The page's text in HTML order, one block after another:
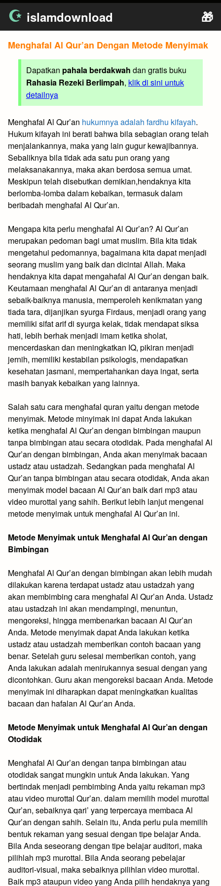
Skip
content
islamdownload 🎁
Menghafal Al Qur’an Dengan Metode Menyimak
Dapatkan pahala berdakwah dan gratis buku
Rahasia Rezeki Berlimpah, klik di sini untuk
detailnya
Menghafal Al Qur’an hukumnya adalah fardhu kifayah.
Hukum kifayah ini berati bahwa bila sebagian orang telah
menjalankannya, maka yang lain gugur kewajibannya.
Sebaliknya bila tidak ada satu pun orang yang
melaksanakannya, maka akan berdosa semua umat.
Meskipun telah disebutkan demikian,hendaknya kita
berlomba-lomba dalam kebaikan, termasuk dalam
beribadah menghafal Al Qur’an.
Mengapa kita perlu menghafal Al Qur’an? Al Qur’an
merupakan pedoman bagi umat muslim. Bila kita tidak
mengetahui pedomannya, bagaimana kita dapat menjadi
seorang muslim yang baik dan dicintai Allah. Maka
hendaknya kita dapat mengahafal Al Qur’an dengan baik.
Keutamaan menghafal Al Qur’an di antaranya menjadi
sebaik-baiknya manusia, memperoleh kenikmatan yang
tiada tara, dijanjikan syurga Firdaus, menjadi orang yang
memiliki sifat arif di syurga kelak, tidak mendapat siksa
hati, lebih berhak menjadi imam ketika sholat,
mencerdaskan dan meningkatkan IQ, pikiran menjadi
jernih, memiliki kestabilan psikologis, mendapatkan
kesehatan jasmani, mempertahankan daya ingat, serta
masih banyak kebaikan yang lainnya.
Salah satu cara menghafal quran yaitu dengan metode
menyimak. Metode minyimak ini dapat Anda lakukan
ketika menghafal Al Qur’an dengan bimbingan maupun
tanpa bimbingan atau secara otodidak. Pada menghafal Al
Qur’an dengan bimbingan, Anda akan menyimak bacaan
ustadz atau ustadzah. Sedangkan pada menghafal Al
Qur’an tanpa bimbingan atau secara otodidak, Anda akan
menyimak model bacaan Al Qur’an baik dari mp3 atau
video murottal yang sahih. Berikut lebih lanjut mengenai
metode menyimak untuk menghafal Al Qur’an ini.
Metode Menyimak untuk Menghafal Al Qur’an dengan
Bimbingan
Menghafal Al Qur’an dengan bimbingan akan lebih mudah
dilakukan karena terdapat ustadz atau ustadzah yang
akan membimbing cara menghafal Al Qur’an Anda. Ustadz
atau ustadzah ini akan mendampingi, menuntun,
mengoreksi, hingga membenarkan bacaan Al Qur’an
Anda. Metode menyimak dapat Anda lakukan ketika
ustadz atau ustadzah memberikan contoh bacaan yang
benar. Setelah guru selesai memberikan contoh, yang
Anda lakukan adalah menirukannya sesuai dengan yang
dicontohkan. Guru akan mengoreksi bacaan Anda. Metode
menyimak ini diharapkan dapat meningkatkan kualitas
bacaan dan hafalan Al Qur’an Anda.
Metode Menyimak untuk Menghafal Al Qur’an dengan
Otodidak
Menghafal Al Qur’an dengan tanpa bimbingan atau
otodidak sangat mungkin untuk Anda lakukan. Yang
bertindak menjadi pembimbing Anda yaitu rekaman mp3
atau video murottal Qur’an. dalam memilih model murottal
Qur’an, sebaiknya qari’ yang terpercaya membaca Al
Qur’an dengan sahih. Selain itu, Anda perlu pula memilih
bentuk rekaman yang sesuai dengan tipe belajar Anda.
Bila Anda seseorang dengan tipe belajar auditori, maka
pilihlah mp3 murottal. Bila Anda seorang pebelajar
auditori-visual, maka sebaiknya pilihlan video murottal.
Baik mp3 ataupun video yang Anda pilih hendaknya yang